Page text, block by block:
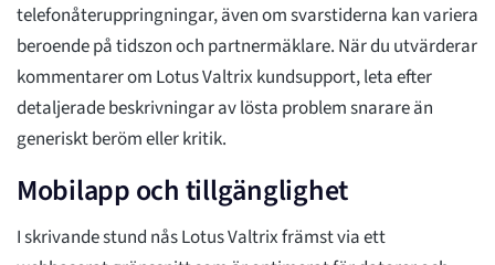
telefonåteruppringningar, även om svarstiderna kan variera
beroende på tidszon och partnermäklare. När du utvärderar
kommentarer om Lotus Valtrix kundsupport, leta efter
detaljerade beskrivningar av lösta problem snarare än
generiskt beröm eller kritik.
Mobilapp och tillgänglighet
I skrivande stund nås Lotus Valtrix främst via ett